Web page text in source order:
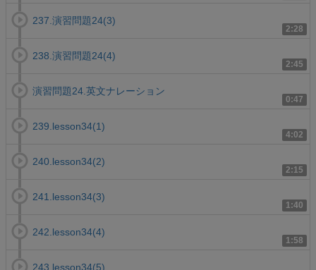
2:28
237.演習問題24(3)
2:45
238.演習問題24(4)
0:47
演習問題24.英文ナレーション
4:02
239.lesson34(1)
2:15
240.lesson34(2)
1:40
241.lesson34(3)
1:58
242.lesson34(4)
243.lesson34(5)